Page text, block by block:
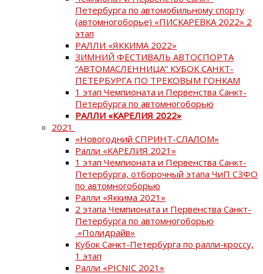
Петербурга по автомобильному спорту
(автомногоборье) «ПИСКАРЕВКА 2022» 2
этап
РАЛЛИ «ЯККИМА 2022»
ЗИМНИЙ ФЕСТИВАЛЬ АВТОСПОРТА
“АВТОМАСЛЕННИЦА” КУБОК САНКТ-
ПЕТЕРБУРГА ПО ТРЕКОВЫМ ГОНКАМ
1 этап Чемпионата и Первенства Санкт-
Петербурга по автомногоборью
РАЛЛИ «КАРЕЛИЯ 2022»
2021
«Новогодний СПРИНТ-СЛАЛОМ»
Ралли «КАРЕЛИЯ 2021»
1 этап Чемпионата и Первенства Санкт-
Петербурга, отборочный этапа ЧиП СЗФО
по автомногоборью
Ралли «Яккима 2021»
2 этапа Чемпионата и Первенства Санкт-
Петербурга по автомногоборью
«Полидрайв»
Кубок Санкт-Петербурга по ралли-кроссу,
1 этап
Ралли «PICNIC 2021»